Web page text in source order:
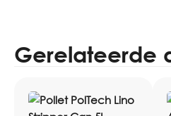
Gerelateerde